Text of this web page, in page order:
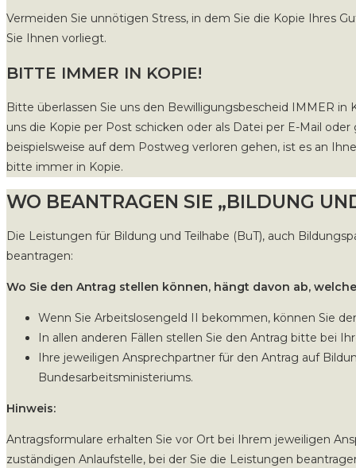
Vermeiden Sie unnötigen Stress, in dem Sie die Kopie Ihres
Sie Ihnen vorliegt.
BITTE IMMER IN KOPIE!
Bitte überlassen Sie uns den Bewilligungsbescheid IMMER in
uns die Kopie per Post schicken oder als Datei per E-Mail
beispielsweise auf dem Postweg verloren gehen, ist es an
bitte immer in Kopie.
WO BEANTRAGEN SIE „BILDUNG
Die Leistungen für Bildung und Teilhabe (BuT), auch
beantragen:
Wo Sie den Antrag stellen können, hängt davon ab,
Wenn Sie Arbeitslosengeld II bekommen, können Sie
In allen anderen Fällen stellen Sie den Antrag bitte bei
Ihre jeweiligen Ansprechpartner für den Antrag auf
Bundesarbeitsministeriums.
Hinweis:
Antragsformulare erhalten Sie vor Ort bei Ihrem jeweiligen
zuständigen Anlaufstelle, bei der Sie die Leistungen